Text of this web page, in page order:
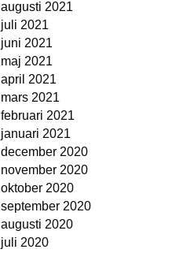
augusti 2021
juli 2021
juni 2021
maj 2021
april 2021
mars 2021
februari 2021
januari 2021
december 2020
november 2020
oktober 2020
september 2020
augusti 2020
juli 2020